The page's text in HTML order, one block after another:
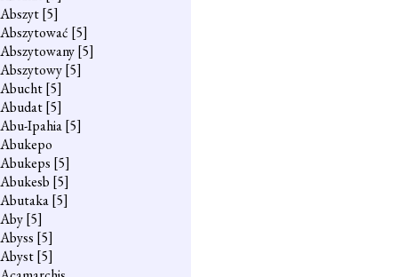
Abszyt[5]
Abszytować [5]
Abszytowany[5]
Abszytowy[5]
Abucht[5]
Abudat[5]
Abu-Ipahia[5]
Abukepo
Abukeps [5]
Abukesb [5]
Abutaka[5]
Aby[5]
Abyss [5]
Abyst[5]